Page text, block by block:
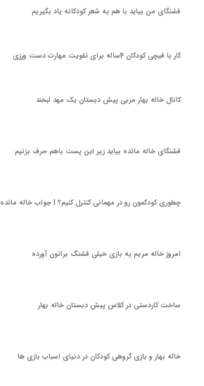
قشنگای من بيايد با هم یه شعر کودکانه ياد بگیریم
کار با قیچی کودکان 4ساله برای تقویت مهارت دست ورزی
کانال خاله بهار مربی پیش دبستان یک مهد لبخند
قشنگای خاله مائده بیاید زیر این پست باهم حرف بزنیم
چطوری کودکمون رو در مهمانی کنترل کنیم؟ | جواب خاله مائده
امروز خاله مریم یه بازی خیلی قشنگ براتون آورده
ساخت کاردستی در کلاس پیش دبستان خاله بهار
خاله بهار و بازی گروهی کودکان در دنیای اسباب بازی ها